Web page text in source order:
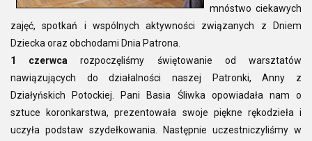
mnóstwo ciekawych
zajęć, spotkań i wspólnych aktywności związanych z Dniem
Dziecka oraz obchodami Dnia Patrona.
1 czerwca rozpoczęliśmy świętowanie od warsztatów
nawiązujących do działalności naszej Patronki, Anny z
Działyńskich Potockiej. Pani Basia Śliwka opowiadała nam o
sztuce koronkarstwa, prezentowała swoje piękne rękodzieła i
uczyła podstaw szydełkowania. Następnie uczestniczyliśmy w